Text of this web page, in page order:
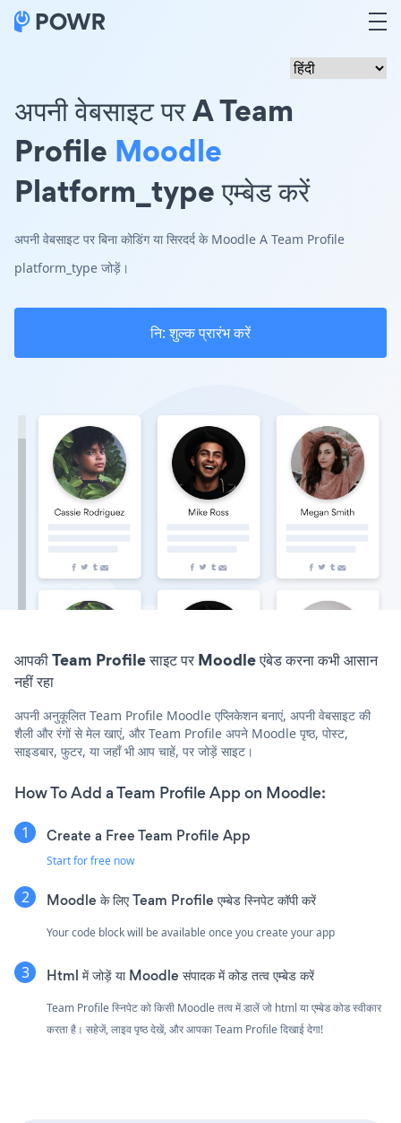
अपनी वेबसाइट पर A Team
Profile Moodle
Platform_type एम्बेड करें
अपनी वेबसाइट पर बिना कोडिंग या सिरदर्द के Moodle A Team Profile
platform_type जोड़ें।
नि: शुल्क प्रारंभ करें
आपकी Team Profile साइट पर Moodle एंबेड करना कभी आसान
नहीं रहा
अपनी अनुकूलित Team Profile Moodle एप्लिकेशन बनाएं, अपनी वेबसाइट की
शैली और रंगों से मेल खाएं, और Team Profile अपने Moodle पृष्ठ, पोस्ट,
साइडबार, फुटर, या जहाँ भी आप चाहें, पर जोड़ें साइट।
How To Add a Team Profile App on Moodle:
Create a Free Team Profile App
Start for free now
Moodle के लिए Team Profile एम्बेड स्निपेट कॉपी करें
Your code block will be available once you create your app
Html में जोड़ें या Moodle संपादक में कोड तत्व एम्बेड करें
Team Profile स्निपेट को किसी Moodle तत्व में डालें जो html या एम्बेड कोड स्वीकार
करता है। सहेजें, लाइव पृष्ठ देखें, और आपका Team Profile दिखाई देगा!